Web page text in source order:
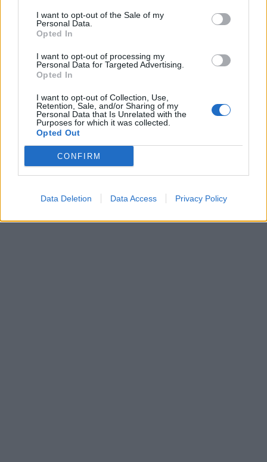
I want to opt-out of the Sale of my
Personal Data.
Opted In
I want to opt-out of processing my
Personal Data for Targeted Advertising.
Opted In
I want to opt-out of Collection, Use,
Retention, Sale, and/or Sharing of my
Personal Data that Is Unrelated with the
Purposes for which it was collected.
Opted Out
CONFIRM
Data Deletion Data Access Privacy Policy